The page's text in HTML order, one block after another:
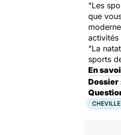
"Les
que
activités
"La
sports
En
Dossier
CHEVILLE